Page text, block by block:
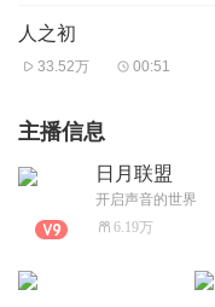
人之初
33.52万 00:51
主播信息
日月联盟
开启声音的世界
6.19万